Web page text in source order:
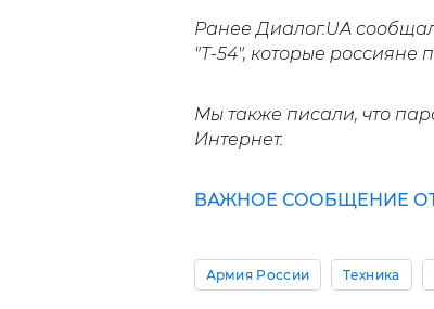
Ранее Диалог.UA
"Т-54", которые
Мы также писали, что
Интернет.
ВАЖНОЕ СООБЩЕНИЕ
Армия России Техника